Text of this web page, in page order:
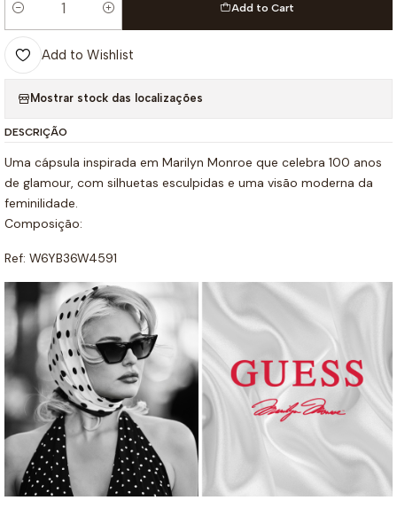
Quantity
Add to Cart
Add to Wishlist
Mostrar stock das localizações
DESCRIÇÃO
Uma cápsula inspirada em Marilyn Monroe que celebra 100 anos
de glamour, com silhuetas esculpidas e uma visão moderna da
feminilidade.
Composição:
Ref: W6YB36W4591